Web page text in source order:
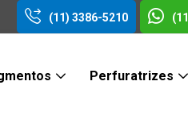
(11) 3386-5210
Perfuratrizes